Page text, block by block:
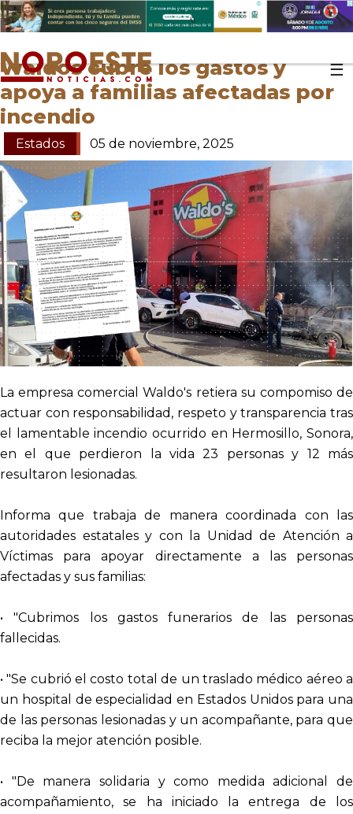
☰
Waldos cubre los gastos y
apoya a familias afectadas por
incendio
Estados 05 de noviembre, 2025
La empresa comercial Waldo's retiera su compomiso de
actuar con responsabilidad, respeto y transparencia tras
el lamentable incendio ocurrido en Hermosillo, Sonora,
en el que perdieron la vida 23 personas y 12 más
resultaron lesionadas.
Informa que trabaja de manera coordinada con las
autoridades estatales y con la Unidad de Atención a
Víctimas para apoyar directamente a las personas
afectadas y sus familias:
• "Cubrimos los gastos funerarios de las personas
fallecidas.
• "Se cubrió el costo total de un traslado médico aéreo a
un hospital de especialidad en Estados Unidos para una
de las personas lesionadas y un acompañante, para que
reciba la mejor atención posible.
• "De manera solidaria y como medida adicional de
acompañamiento, se ha iniciado la entrega de los